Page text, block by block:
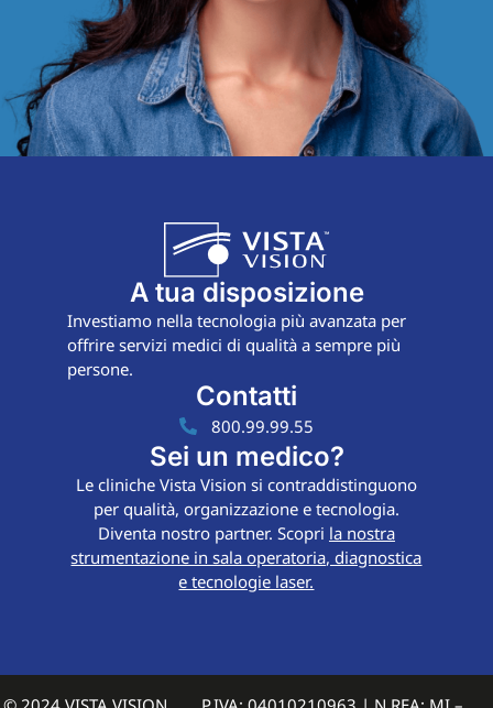
A tua disposizione
Investiamo nella tecnologia più avanzata per
offrire servizi medici di qualità a sempre più
persone.
Contatti
800.99.99.55
Sei un medico?
Le cliniche Vista Vision si contraddistinguono
per qualità, organizzazione e tecnologia.
Diventa nostro partner. Scopri la nostra
strumentazione in sala operatoria, diagnostica
e tecnologie laser.